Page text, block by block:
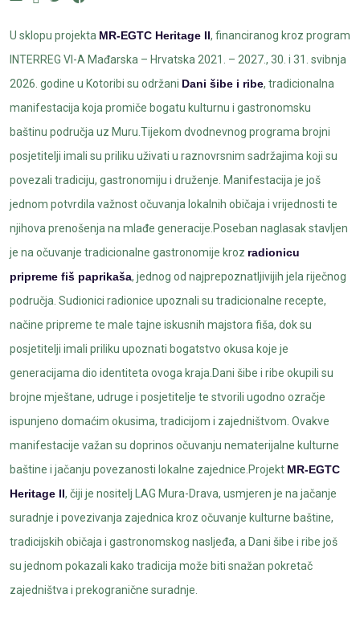
U sklopu projekta MR-EGTC Heritage II, financiranog kroz program
INTERREG VI-A Mađarska – Hrvatska 2021. – 2027., 30. i 31. svibnja
2026. godine u Kotoribi su održani Dani šibe i ribe, tradicionalna
manifestacija koja promiče bogatu kulturnu i gastronomsku
baštinu područja uz Muru.Tijekom dvodnevnog programa brojni
posjetitelji imali su priliku uživati u raznovrsnim sadržajima koji su
povezali tradiciju, gastronomiju i druženje. Manifestacija je još
jednom potvrdila važnost očuvanja lokalnih običaja i vrijednosti te
njihova prenošenja na mlađe generacije.Poseban naglasak stavljen
je na očuvanje tradicionalne gastronomije kroz radionicu
pripreme fiš paprikaša, jednog od najprepoznatljivijih jela riječnog
područja. Sudionici radionice upoznali su tradicionalne recepte,
načine pripreme te male tajne iskusnih majstora fiša, dok su
posjetitelji imali priliku upoznati bogatstvo okusa koje je
generacijama dio identiteta ovoga kraja.Dani šibe i ribe okupili su
brojne mještane, udruge i posjetitelje te stvorili ugodno ozračje
ispunjeno domaćim okusima, tradicijom i zajedništvom. Ovakve
manifestacije važan su doprinos očuvanju nematerijalne kulturne
baštine i jačanju povezanosti lokalne zajednice.Projekt MR-EGTC
Heritage II, čiji je nositelj LAG Mura-Drava, usmjeren je na jačanje
suradnje i povezivanja zajednica kroz očuvanje kulturne baštine,
tradicijskih običaja i gastronomskog nasljeđa, a Dani šibe i ribe još
su jednom pokazali kako tradicija može biti snažan pokretač
zajedništva i prekogranične suradnje.